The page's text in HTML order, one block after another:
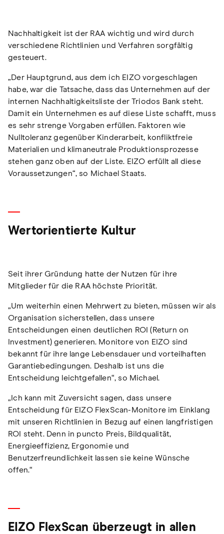
Nachhaltigkeit ist der RAA wichtig und wird durch
verschiedene Richtlinien und Verfahren sorgfältig
gesteuert.
„Der Hauptgrund, aus dem ich EIZO vorgeschlagen
habe, war die Tatsache, dass das Unternehmen auf der
internen Nachhaltigkeitsliste der Triodos Bank steht.
Damit ein Unternehmen es auf diese Liste schafft, muss
es sehr strenge Vorgaben erfüllen. Faktoren wie
Nulltoleranz gegenüber Kinderarbeit, konfliktfreie
Materialien und klimaneutrale Produktionsprozesse
stehen ganz oben auf der Liste. EIZO erfüllt all diese
Voraussetzungen“, so Michael Staats.
Wertorientierte Kultur
Seit ihrer Gründung hatte der Nutzen für ihre
Mitglieder für die RAA höchste Priorität.
„Um weiterhin einen Mehrwert zu bieten, müssen wir als
Organisation sicherstellen, dass unsere
Entscheidungen einen deutlichen ROI (Return on
Investment) generieren. Monitore von EIZO sind
bekannt für ihre lange Lebensdauer und vorteilhaften
Garantiebedingungen. Deshalb ist uns die
Entscheidung leichtgefallen“, so Michael.
„Ich kann mit Zuversicht sagen, dass unsere
Entscheidung für EIZO FlexScan-Monitore im Einklang
mit unseren Richtlinien in Bezug auf einen langfristigen
ROI steht. Denn in puncto Preis, Bildqualität,
Energieeffizienz, Ergonomie und
Benutzerfreundlichkeit lassen sie keine Wünsche
offen.“
EIZO FlexScan überzeugt in allen